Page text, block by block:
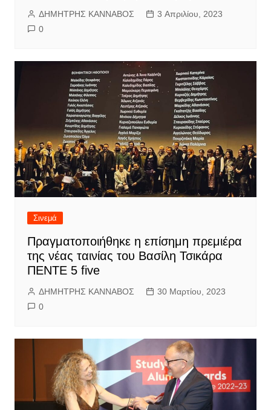
ΔΗΜΗΤΡΗΣ ΚΑΝΝΑΒΟΣ
3 Απριλίου, 2023
0
Σινεμά
Πραγματοποιήθηκε η επίσημη πρεμιέρα
της νέας ταινίας του Βασίλη Τσικάρα
ΠΕΝΤΕ 5 five
ΔΗΜΗΤΡΗΣ ΚΑΝΝΑΒΟΣ
30 Μαρτίου, 2023
0